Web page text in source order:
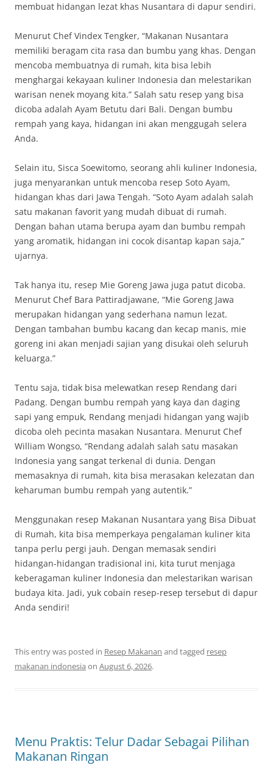
membuat hidangan lezat khas Nusantara di dapur sendiri.
Menurut Chef Vindex Tengker, “Makanan Nusantara
memiliki beragam cita rasa dan bumbu yang khas. Dengan
mencoba membuatnya di rumah, kita bisa lebih
menghargai kekayaan kuliner Indonesia dan melestarikan
warisan nenek moyang kita.” Salah satu resep yang bisa
dicoba adalah Ayam Betutu dari Bali. Dengan bumbu
rempah yang kaya, hidangan ini akan menggugah selera
Anda.
Selain itu, Sisca Soewitomo, seorang ahli kuliner Indonesia,
juga menyarankan untuk mencoba resep Soto Ayam,
hidangan khas dari Jawa Tengah. “Soto Ayam adalah salah
satu makanan favorit yang mudah dibuat di rumah.
Dengan bahan utama berupa ayam dan bumbu rempah
yang aromatik, hidangan ini cocok disantap kapan saja,”
ujarnya.
Tak hanya itu, resep Mie Goreng Jawa juga patut dicoba.
Menurut Chef Bara Pattiradjawane, “Mie Goreng Jawa
merupakan hidangan yang sederhana namun lezat.
Dengan tambahan bumbu kacang dan kecap manis, mie
goreng ini akan menjadi sajian yang disukai oleh seluruh
keluarga.”
Tentu saja, tidak bisa melewatkan resep Rendang dari
Padang. Dengan bumbu rempah yang kaya dan daging
sapi yang empuk, Rendang menjadi hidangan yang wajib
dicoba oleh pecinta masakan Nusantara. Menurut Chef
William Wongso, “Rendang adalah salah satu masakan
Indonesia yang sangat terkenal di dunia. Dengan
memasaknya di rumah, kita bisa merasakan kelezatan dan
keharuman bumbu rempah yang autentik.”
Menggunakan resep Makanan Nusantara yang Bisa Dibuat
di Rumah, kita bisa memperkaya pengalaman kuliner kita
tanpa perlu pergi jauh. Dengan memasak sendiri
hidangan-hidangan tradisional ini, kita turut menjaga
keberagaman kuliner Indonesia dan melestarikan warisan
budaya kita. Jadi, yuk cobain resep-resep tersebut di dapur
Anda sendiri!
This entry was posted in Resep Makanan and tagged resep
makanan indonesia on August 6, 2026.
Menu Praktis: Telur Dadar Sebagai Pilihan
Makanan Ringan